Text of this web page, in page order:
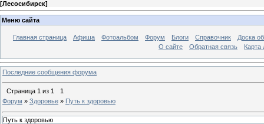
[Лесосибирск]
Меню сайта
Главная страница Афиша Фотоальбом Форум Блоги Справочник
Доска
О сайте
Обратная связь Карта
Последние сообщения форума
Страница 1 из 1
1
Форум » Здоровье » Путь к здоровью
Путь к здоровью